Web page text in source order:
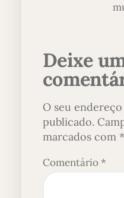
Deixe
O seu
publicado.
marcados com *
Comentário*